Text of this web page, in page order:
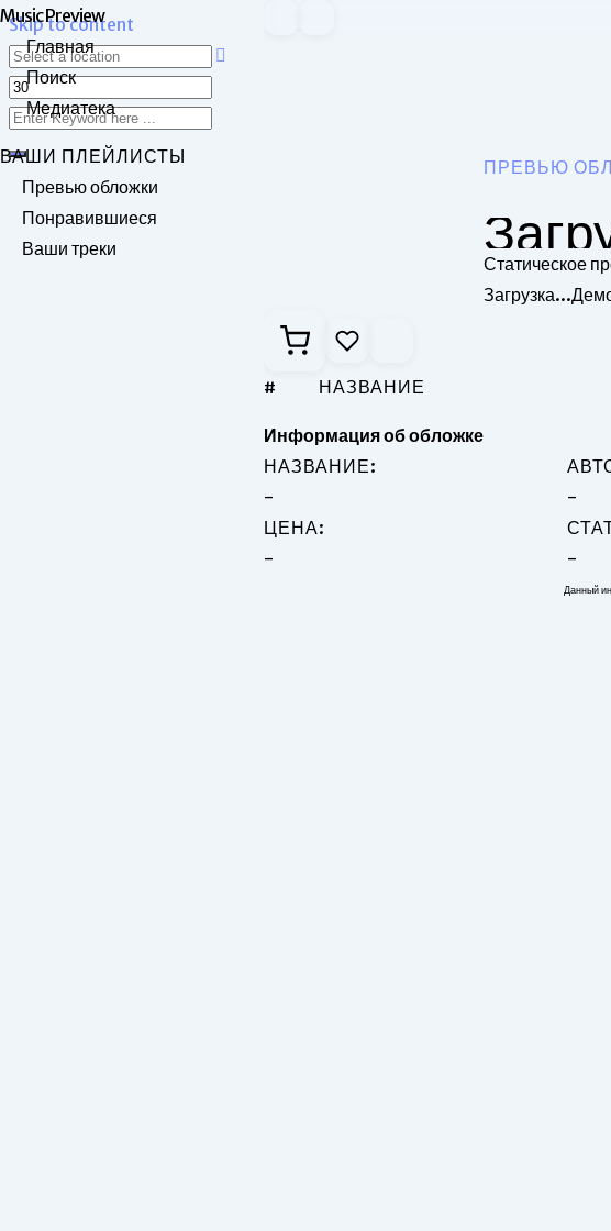
Skip to content
Music Preview
Главная
Поиск
Медиатека
ВАШИ ПЛЕЙЛИСТЫ
Превью обложки
Понравившиеся
Ваши треки
ПРЕВЬЮ
Статическое
Загрузка...
# НАЗВАНИЕ
Информация об обложке
НАЗВАНИЕ:
-
-
ЦЕНА:
-
-
Данный